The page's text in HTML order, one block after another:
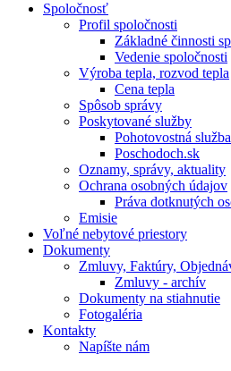
Spoločnosť
Profil spoločnosti
Základné činnosti
Vedenie spoločnosti
Výroba tepla, rozvod tepla
Cena tepla
Spôsob správy
Poskytované služby
Pohotovostná služba
Poschodoch.sk
Oznamy, správy, aktuality
Ochrana osobných údajov
Práva dotknutých
Emisie
Voľné nebytové priestory
Dokumenty
Zmluvy, Faktúry,
Zmluvy - archív
Dokumenty na stiahnutie
Fotogaléria
Kontakty
Napíšte nám